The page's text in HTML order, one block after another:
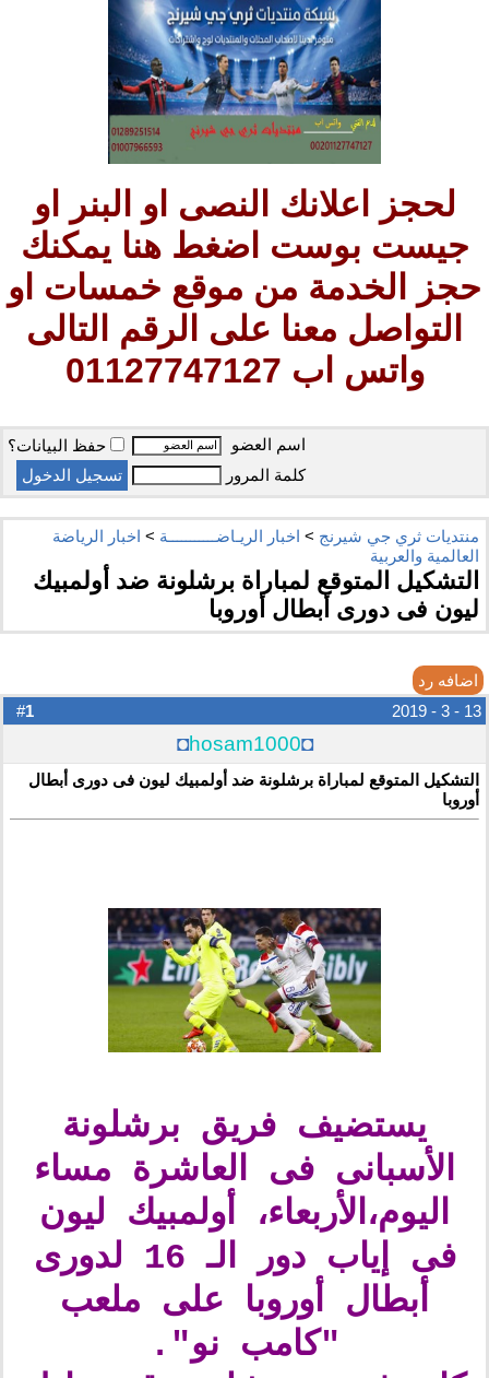
لحجز اعلانك النصى او البنر او
جيست بوست اضغط هنا يمكنك
حجز الخدمة من موقع خمسات او
التواصل معنا على الرقم التالى
واتس اب 01127747127
اسم العضو
حفظ البيانات؟
كلمة المرور
منتديات ثري جي شيرنج > اخبار الريـاضـــــــــــة > اخبار الرياضة
العالمية والعربية
التشكيل المتوقع لمباراة برشلونة ضد أولمبيك
ليون فى دورى أبطال أوروبا
اضافه رد
1 13 - 3 - 2019
◘
hosam1000
◘
التشكيل المتوقع لمباراة برشلونة ضد أولمبيك ليون فى دورى أبطال
أوروبا
يستضيف فريق برشلونة
الأسبانى فى العاشرة مساء
اليوم،الأربعاء، أولمبيك ليون
فى إياب دور الـ 16 لدورى
أبطال أوروبا على ملعب
"كامب نو".